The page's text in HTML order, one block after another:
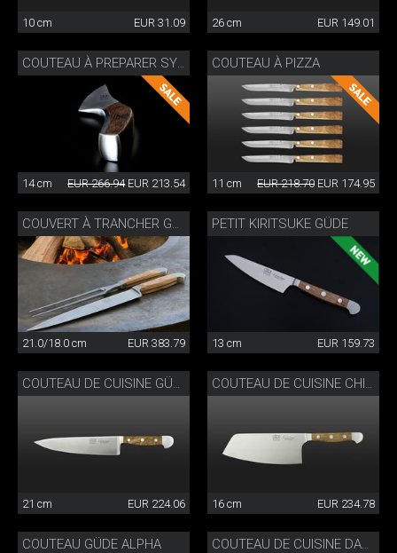
10 cm EUR 31.09 26 cm EUR 149.01
14 cm EUR 266.94 EUR 213.54
COUTEAU À PIZZA
11 cm EUR 218.70 EUR 174.95
21.0/18.0 cm EUR 383.79
PETIT KIRITSUKE GÜDE
13 cm EUR 159.73
COUTEAU DE CUISINE GÜDE
21 cm EUR 224.06
COUTEAU DE CUISINE CHINOIS GÜDE
16 cm EUR 234.78
COUTEAU GÜDE ALPHA